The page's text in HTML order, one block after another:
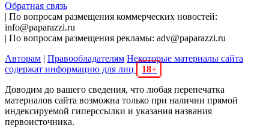
Обратная связь
| По вопросам размещения коммерческих новостей:
info@paparazzi.ru
| По вопросам размещения рекламы: adv@paparazzi.ru
Авторам | Правообладателям Некоторые материалы сайта
содержат информацию для лиц
18+
Доводим до вашего сведения, что любая перепечатка
материалов сайта возможна только при наличии прямой
индексируемой гиперссылки и указания названия
первоисточника.